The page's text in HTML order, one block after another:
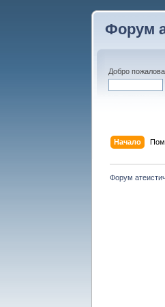
Форум
Добро
Начало
Форум